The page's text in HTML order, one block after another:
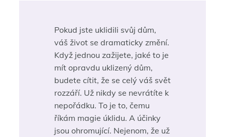
Pokud jste uklidili svůj dům,
váš život se dramaticky změní.
Když jednou zažijete, jaké to je
mít opravdu uklizený dům,
budete cítit, že se celý váš svět
rozzáří. Už nikdy se nevrátíte k
nepořádku. To je to, čemu
říkám magie úklidu. A účinky
jsou ohromující. Nejenom, že už